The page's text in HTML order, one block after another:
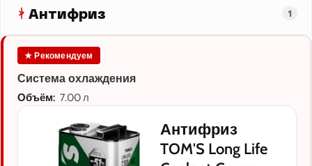
Антифриз 1
★ Рекомендуем
Система охлаждения
Объём: 7.00 л
Антифриз
TOM'S Long Life